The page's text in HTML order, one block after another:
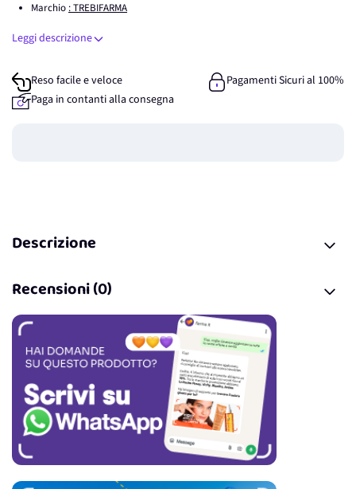
Marchio : TREBIFARMA
Leggi descrizione
Reso facile e veloce
Pagamenti Sicuri al 100%
Paga in contanti alla consegna
Descrizione
Recensioni (0)